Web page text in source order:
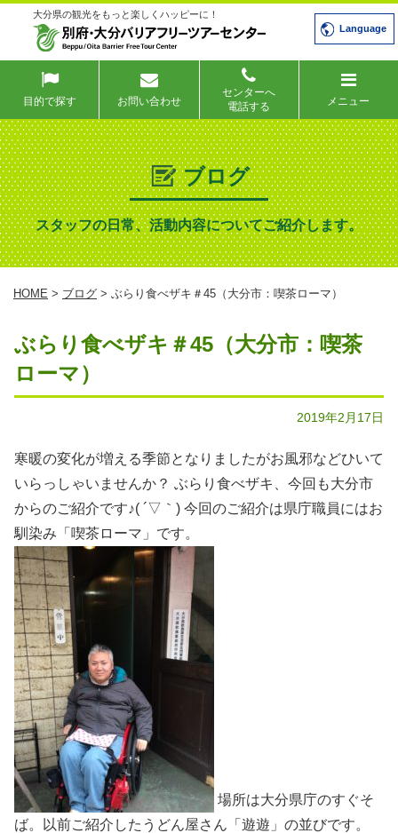
大分県の観光をもっと楽しくハッピーに！
Language
目的で探す お問い合わせ
センターへ
電話する
メニュー
ブログ
スタッフの日常、活動内容についてご紹介します。
HOME > ブログ > ぶらり食べザキ＃45（大分市：喫茶ローマ）
ぶらり食べザキ＃45（大分市：喫茶
ローマ）
2019年2月17日
寒暖の変化が増える季節となりましたがお風邪などひいて
いらっしゃいませんか？ ぶらり食べザキ、今回も大分市
からのご紹介です♪( ´▽｀) 今回のご紹介は県庁職員にはお
馴染み「喫茶ローマ」です。
場所は大分県庁のすぐそ
ば。以前ご紹介したうどん屋さん「遊遊」の並びです。